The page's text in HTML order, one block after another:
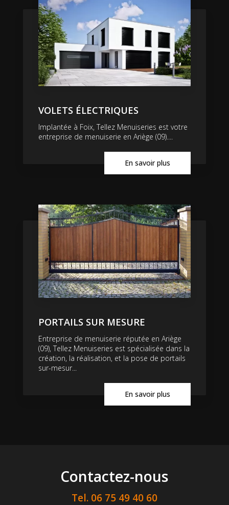
VOLETS ÉLECTRIQUES
Implantée à Foix, Tellez Menuiseries est votre
entreprise de menuiserie en Ariège (09)....
En savoir plus
PORTAILS SUR MESURE
Entreprise de menuiserie réputée en Ariège
(09), Tellez Menuiseries est spécialisée dans la
création, la réalisation, et la pose de portails
sur-mesur...
En savoir plus
Contactez-nous
Tel. 06 75 49 40 60